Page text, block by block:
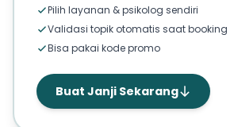
Pilih layanan & psikolog sendiri
Validasi topik otomatis saat booking
Bisa pakai kode promo
Buat Janji Sekarang